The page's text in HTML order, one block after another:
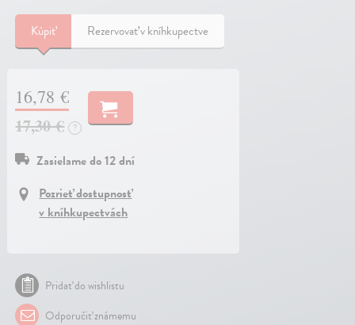
Kúpiť Rezervovať v kníhkupectve
16,78 €
17,30 €
?
Zasielame do 12 dní
Pozrieť dostupnosť
v kníhkupectvách
Pridať do wishlistu
Odporučiť známemu